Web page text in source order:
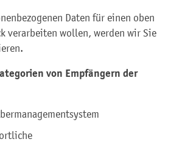
Daten für einen oben
verarbeiten wollen, werden wir Sie
von Empfängern der